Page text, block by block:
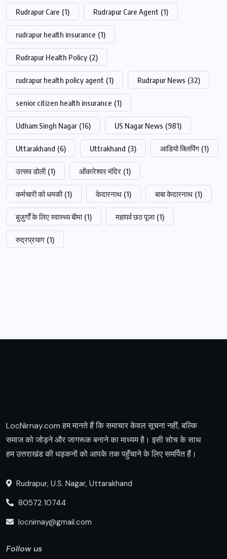
Rudrapur Care (1) Rudrapur Care Agent (1)
rudrapur health insurance (1)
Rudrapur Health Policy (2)
rudrapur health policy agent (1) Rudrapur News (32)
senior citizen health insurance (1)
Udham Singh Nagar (16) US Nagar News (981)
Uttarakhand (6) Uttrakhand (3) आडियो क्लिपिंग (1)
उत्सव डोली (1) ओंकारेश्वर मंदिर (1)
कर्मचारी को धमकी (1) केदारनाथ (1) बाबा केदारनाथ (1)
बुज़ुर्गों के लिए स्वास्थ्य बीमा (1) महापर्व छठ पूजा (1)
रुद्रप्रयाग (1)
LocNirnay.com हम मानते हैं कि समाचार केवल सूचना नहीं, बल्कि
समाज को जोड़ने और जागरूक बनाने का माध्यम है। इसी सोच के साथ
हम उत्तराखंड की धड़कनों को आपके तक पहुँचाने के लिए समर्पित हैं।
Rudrapur, U.S. Nagar, Uttarakhand
80572 10744
locnirnay@gmail.com
Follow us